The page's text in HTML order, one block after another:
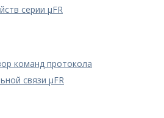
серии μFR
команд протокола
связи μFR